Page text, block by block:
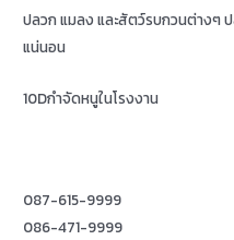
ปลวก แมลง และสัตว์รบกวนต่างๆ
แน่นอน
10Dกำจัดหนูในโรงงาน
087-615-9999
086-471-9999